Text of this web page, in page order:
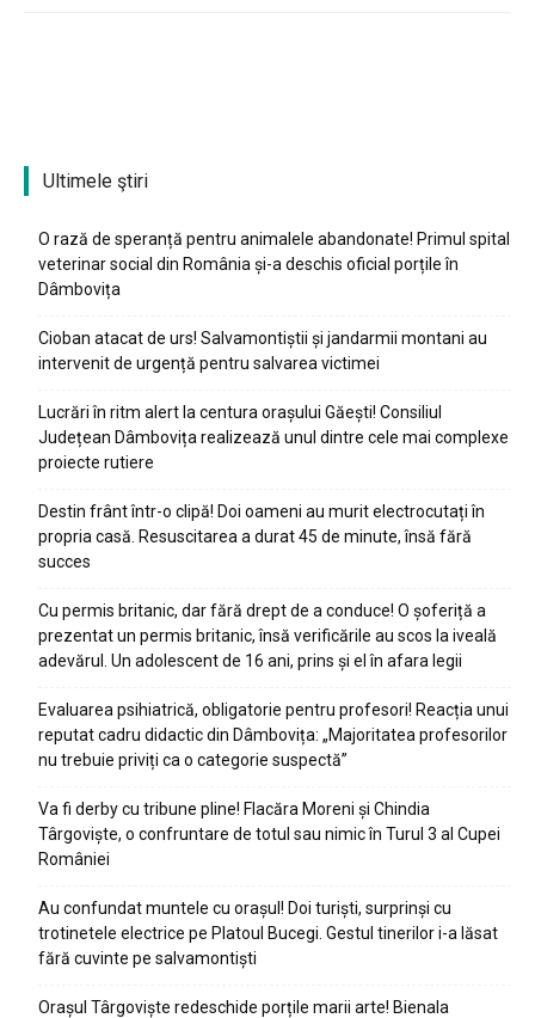
Ultimele ştiri
O rază de speranță pentru animalele abandonate! Primul spital
veterinar social din România și-a deschis oficial porțile în
Dâmbovița
Cioban atacat de urs! Salvamontiștii și jandarmii montani au
intervenit de urgență pentru salvarea victimei
Lucrări în ritm alert la centura orașului Găești! Consiliul
Județean Dâmbovița realizează unul dintre cele mai complexe
proiecte rutiere
Destin frânt într-o clipă! Doi oameni au murit electrocutați în
propria casă. Resuscitarea a durat 45 de minute, însă fără
succes
Cu permis britanic, dar fără drept de a conduce! O șoferiță a
prezentat un permis britanic, însă verificările au scos la iveală
adevărul. Un adolescent de 16 ani, prins și el în afara legii
Evaluarea psihiatrică, obligatorie pentru profesori! Reacția unui
reputat cadru didactic din Dâmbovița: „Majoritatea profesorilor
nu trebuie priviți ca o categorie suspectă”
Va fi derby cu tribune pline! Flacăra Moreni și Chindia
Târgoviște, o confruntare de totul sau nimic în Turul 3 al Cupei
României
Au confundat muntele cu orașul! Doi turiști, surprinși cu
trotinetele electrice pe Platoul Bucegi. Gestul tinerilor i-a lăsat
fără cuvinte pe salvamontiști
Orașul Târgoviște redeschide porțile marii arte! Bienala